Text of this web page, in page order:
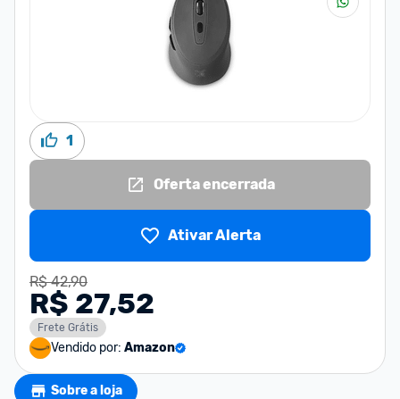
1
Oferta encerrada
Ativar Alerta
R$ 42,90
R$ 27,52
Frete Grátis
Vendido por: Amazon
Sobre a loja